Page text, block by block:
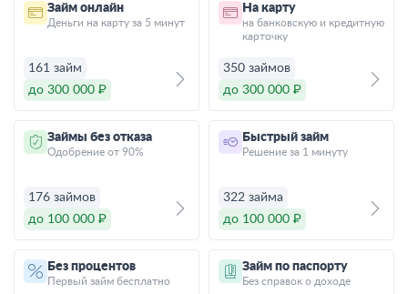
Займ онлайн
Деньги на карту за 5 минут
161 займ
до 300 000 ₽
На карту
на банковскую и кредитную
карточку
350 займов
до 300 000 ₽
Займы без отказа
Одобрение от 90%
176 займов
до 100 000 ₽
Быстрый займ
Решение за 1 минуту
322 займа
до 100 000 ₽
Без процентов
Первый займ бесплатно
Займ по паспорту
Без справок о доходе